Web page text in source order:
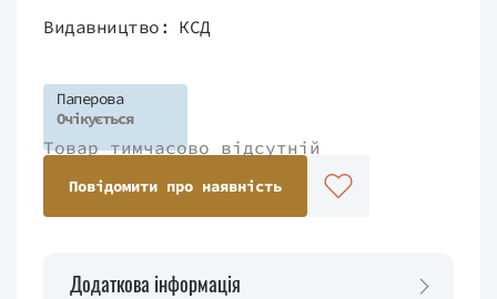
Видавництво: КСД
Паперова
Очікується
Товар тимчасово відсутній
Повідомити про наявність
Додаткова інформація